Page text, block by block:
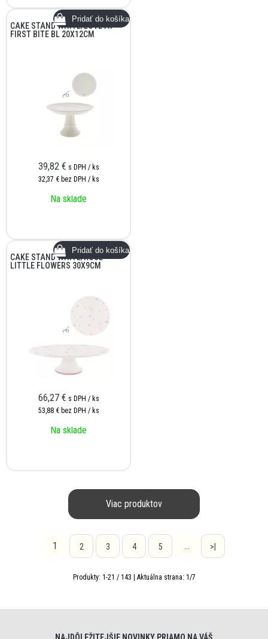
CAKE STAND WHITE/LOVE AT
FIRST BITE BL 20X12CM
39,82 € s DPH / ks
32,37 € bez DPH / ks
Na sklade
CAKE STAND WHITE/ROSE
LITTLE FLOWERS 30X9CM
66,27 € s DPH / ks
53,88 € bez DPH / ks
Na sklade
Viac produktov
1 2 3 4 5 … >|
Produkty: 1-21 / 143 | Aktuálna strana: 1/7